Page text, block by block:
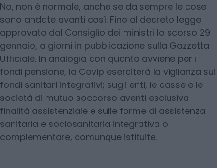
No, non è normale, anche se da sempre le cose
sono andate avanti così. Fino al decreto legge
approvato dal Consiglio dei ministri lo scorso 29
gennaio, a giorni in pubblicazione sulla Gazzetta
Ufficiale. In analogia con quanto avviene per i
fondi pensione, la Covip eserciterà la vigilanza sui
fondi sanitari integrativi; sugli enti, le casse e le
società di mutuo soccorso aventi esclusiva
finalità assistenziale e sulle forme di assistenza
sanitaria e sociosanitaria integrativa o
complementare, comunque istituite.